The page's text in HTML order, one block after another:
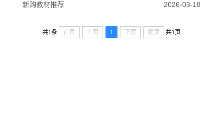
新购教材推荐 2026-03-18
共1条 首页 上页 1 下页 尾页 共1页